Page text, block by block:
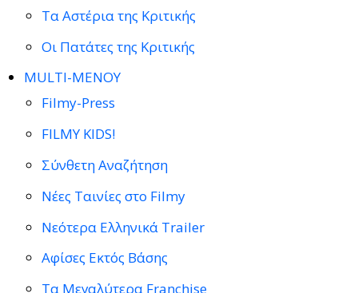
Τα Αστέρια της Κριτικής
Οι Πατάτες της Κριτικής
MULTI-ΜΕΝΟΥ
Filmy-Press
FILMY KIDS!
Σύνθετη Αναζήτηση
Νέες Ταινίες στο Filmy
Νεότερα Ελληνικά Trailer
Αφίσες Εκτός Βάσης
Τα Μεγαλύτερα Franchise